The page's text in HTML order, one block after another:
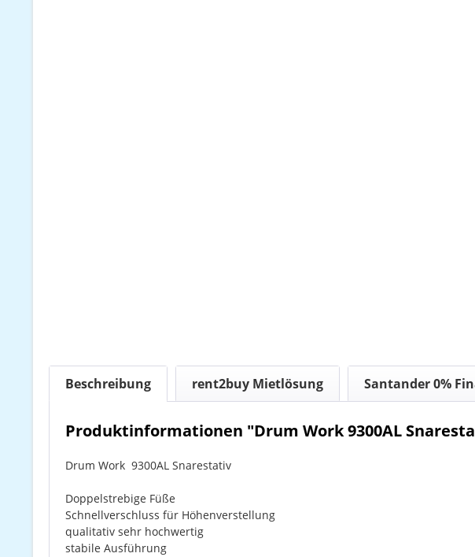
Beschreibung rent2buy Mietlösung Santander 0%
Produktinformationen "Drum Work 9300AL
Drum Work 9300AL Snarestativ
Doppelstrebige Füße
Schnellverschluss für Höhenverstellung
qualitativ sehr hochwertig
stabile Ausführung